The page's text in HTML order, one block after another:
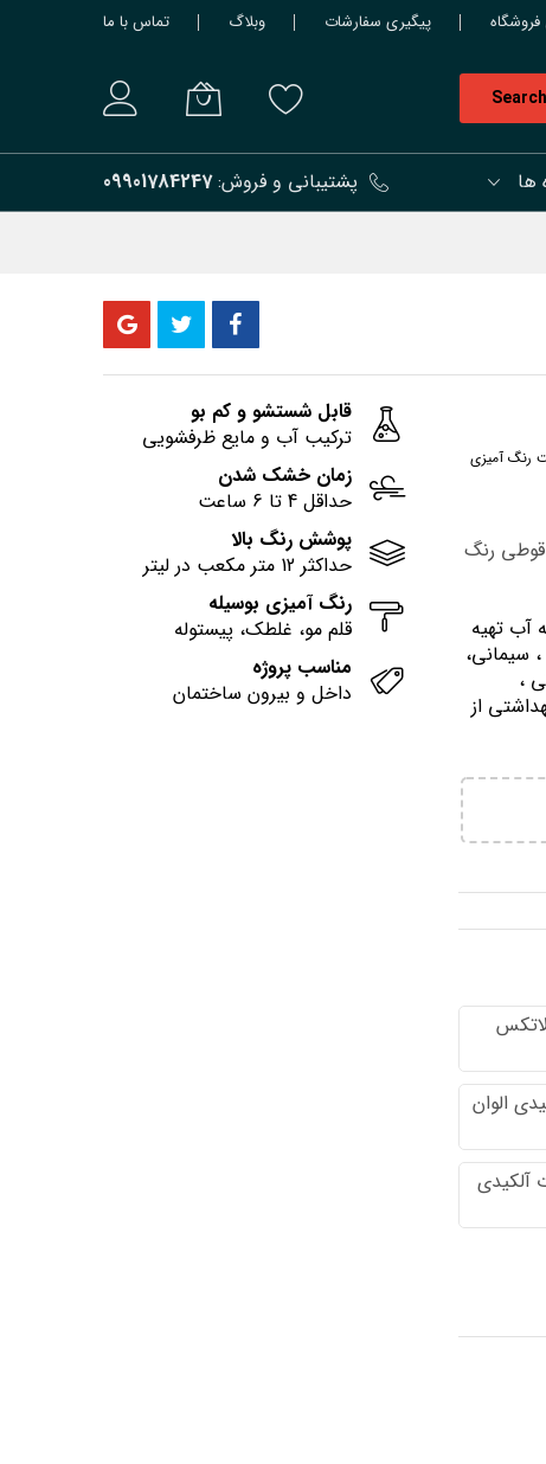
پیگیری سفارشات وبلاگ تماس با ما
Search
ها پشتیبانی و فروش:09901784247
رنگ آمیزی
رنگ
آب تهيه
سیمانی،
مسكوني ،
از
الوان
آلکیدی
قابل شستشو و کم بو
ترکیب آب و مایع ظرفشویی
زمان خشک شدن
حداقل 4 تا 6 ساعت
پوشش رنگ بالا
حداکثر 12 متر مکعب در لیتر
رنگ آمیزی بوسیله
قلم مو، غلطک، پیستوله
مناسب پروژه
داخل و بیرون ساختمان